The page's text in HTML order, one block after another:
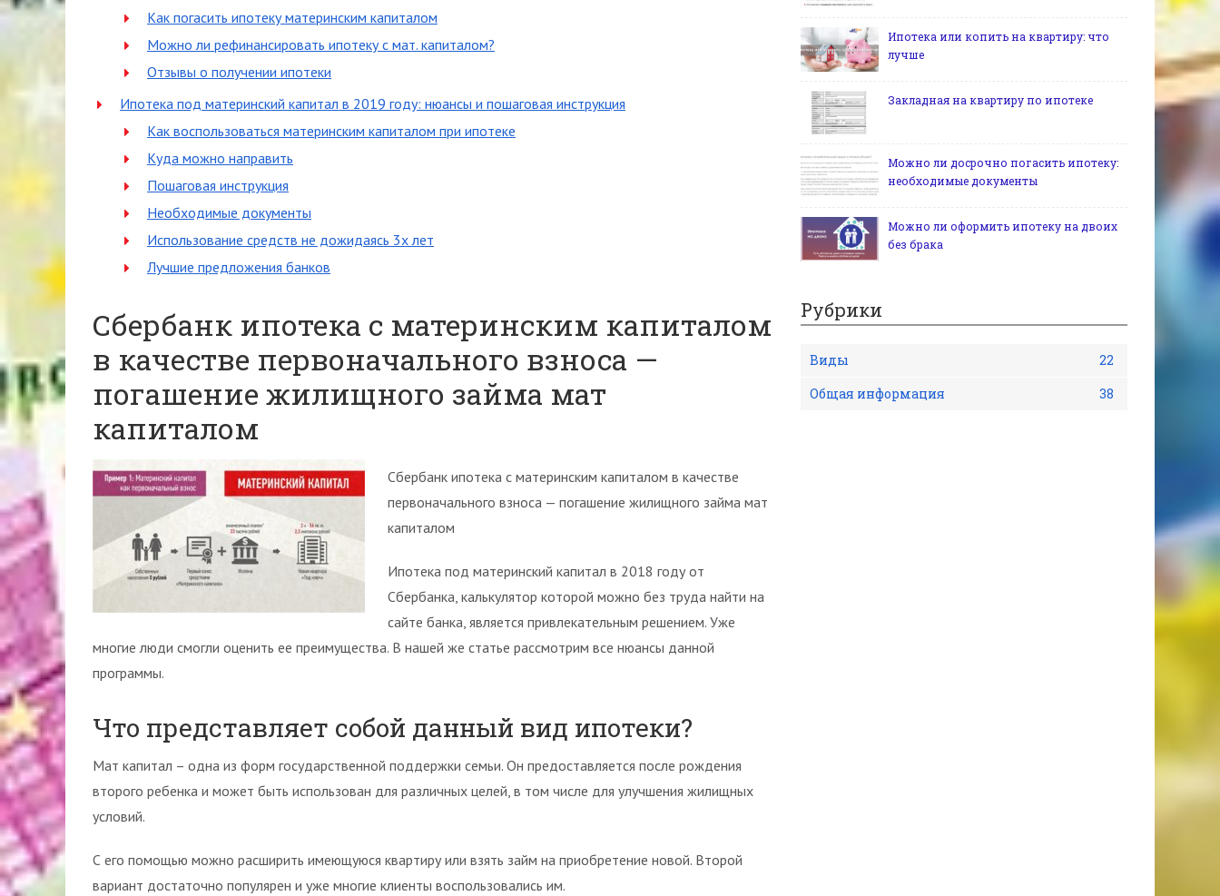
Как погасить ипотеку материнским капиталом
Можно ли рефинансировать ипотеку с мат. капиталом?
Отзывы о получении ипотеки
Ипотека под материнский капитал в 2019 году: нюансы и пошаговая инструкция
Как воспользоваться материнским капиталом при ипотеке
Куда можно направить
Пошаговая инструкция
Необходимые документы
Использование средств не дожидаясь 3х лет
Лучшие предложения банков
Сбербанк ипотека с материнским капиталом
в качестве первоначального взноса —
погашение жилищного займа мат
капиталом
Сбербанк ипотека с материнским капиталом в качестве
первоначального взноса — погашение жилищного займа мат
капиталом
Ипотека под материнский капитал в 2018 году от
Сбербанка, калькулятор которой можно без труда найти на
сайте банка, является привлекательным решением. Уже
многие люди смогли оценить ее преимущества. В нашей же статье рассмотрим все нюансы данной
программы.
Что представляет собой данный вид ипотеки?
Мат капитал – одна из форм государственной поддержки семьи. Он предоставляется после рождения
второго ребенка и может быть использован для различных целей, в том числе для улучшения жилищных
условий.
С его помощью можно расширить имеющуюся квартиру или взять займ на приобретение новой. Второй
вариант достаточно популярен и уже многие клиенты воспользовались им.
Ипотека или копить на квартиру: что
лучше
Закладная на квартиру по ипотеке
Можно ли досрочно погасить ипотеку:
необходимые документы
Можно ли оформить ипотеку на двоих
без брака
Рубрики
Виды
22
Общая информация
38